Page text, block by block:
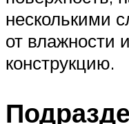
несколькими
от влажности
конструкцию.